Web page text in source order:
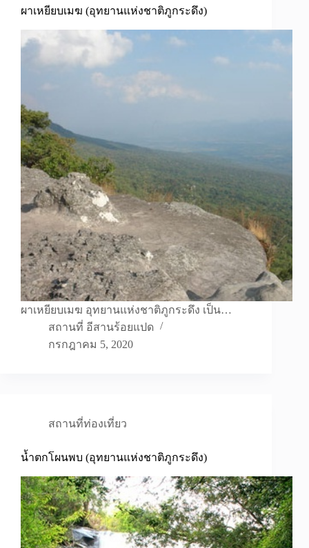
ผาเหยียบเมฆ (อุทยานแห่งชาติภูกระดึง)
ผาเหยียบเมฆ อุทยานแห่งชาติภูกระดึง เป็น…
สถานที่ อีสานร้อยแปด
กรกฎาคม 5, 2020
สถานที่ท่องเที่ยว
น้ำตกโผนพบ (อุทยานแห่งชาติภูกระดึง)